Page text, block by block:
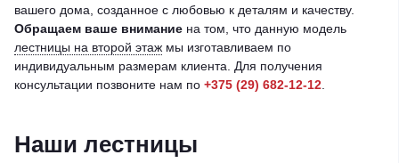
вашего дома, созданное с любовью к деталям и качеству.
Обращаем ваше внимание на том, что данную модель
лестницы на второй этаж мы изготавливаем по
индивидуальным размерам клиента. Для получения
консультации позвоните нам по +375 (29) 682-12-12
Наши лестницы